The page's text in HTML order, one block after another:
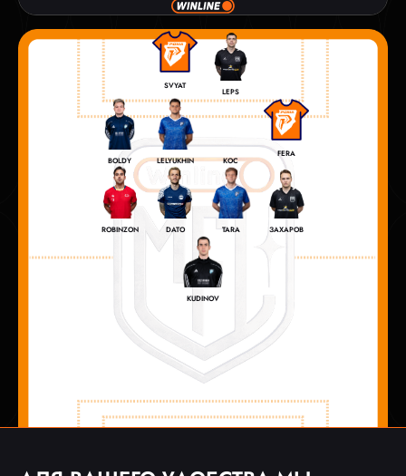
SVYAT
LEPS
BOLDY LELYUKHIN КОС
FERA
ROBINZON DATO TARA ЗАХАРОВ
KUDINOV